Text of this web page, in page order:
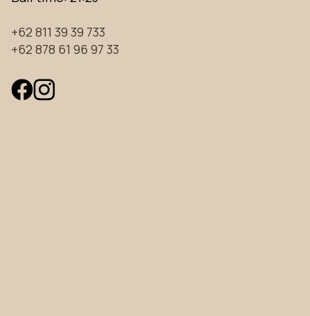
+62 811 39 39 733
+62 878 61 96 97 33